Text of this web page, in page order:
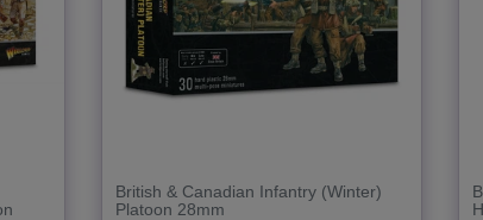
British & Canadian Infantry (Winter)
Platoon 28mm